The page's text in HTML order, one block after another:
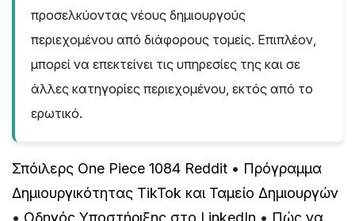
προσελκύοντας νέους δημιουργούς
περιεχομένου από διάφορους τομείς. Επιπλέον,
μπορεί να επεκτείνει τις υπηρεσίες της και σε
άλλες κατηγορίες περιεχομένου, εκτός από το
ερωτικό.
Σπόιλερς One Piece 1084 Reddit • Πρόγραμμα
Δημιουργικότητας TikTok και Ταμείο Δημιουργών